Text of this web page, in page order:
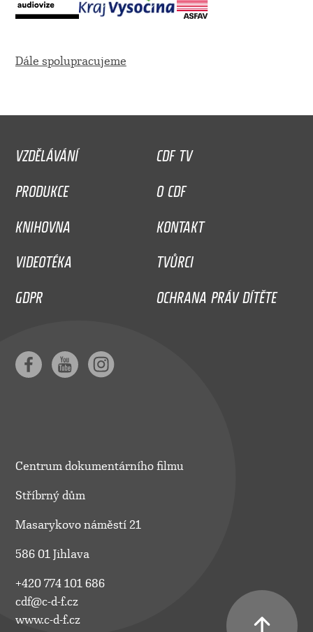
Dále spolupracujeme
VZDĚLÁVÁNÍ
CDF TV
PRODUKCE
O CDF
KNIHOVNA
KONTAKT
VIDEOTÉKA
TVŮRCI
GDPR
OCHRANA PRÁV DÍTĚTE
Centrum dokumentárního filmu
Stříbrný dům
Masarykovo náměstí 21
586 01 Jihlava
+420 774 101 686
cdf@c-d-f.cz
www.c-d-f.cz